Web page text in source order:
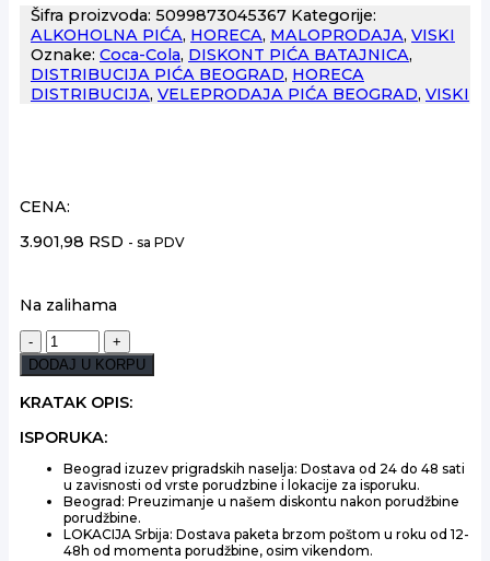
Šifra proizvoda: 5099873045367 Kategorije:
ALKOHOLNA PIĆA, HORECA, MALOPRODAJA, VISKI
Oznake: Coca-Cola, DISKONT PIĆA BATAJNICA,
DISTRIBUCIJA PIĆA BEOGRAD, HORECA
DISTRIBUCIJA, VELEPRODAJA PIĆA BEOGRAD, VISKI
CENA:
3.901,98 RSD - sa PDV
Na zalihama
JACK
DANIEL'S
1L
količina
DODAJ U KORPU
KRATAK OPIS:
ISPORUKA:
Beograd izuzev prigradskih naselja: Dostava od 24 do 48 sati
u zavisnosti od vrste porudzbine i lokacije za isporuku.
Beograd: Preuzimanje u našem diskontu nakon porudžbine
porudžbine.
LOKACIJA Srbija: Dostava paketa brzom poštom u roku od 12-
48h od momenta porudžbine, osim vikendom.